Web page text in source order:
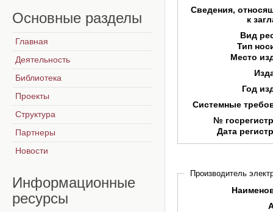
Сведения,
к
Вид
Тип
Место
Год
Системные
№
Дата
Производитель
Основные разделы
Главная
Деятельность
Библиотека
Проекты
Структура
Партнеры
Новости
Информационные
ресурсы